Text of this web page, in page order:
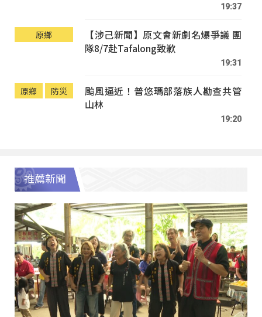
19:37
原鄉
【涉己新聞】原文會新劇名爆爭議 團
隊8/7赴Tafalong致歉
19:31
原鄉 防災
颱風逼近！普悠瑪部落族人勘查共管
山林
19:20
推薦新聞